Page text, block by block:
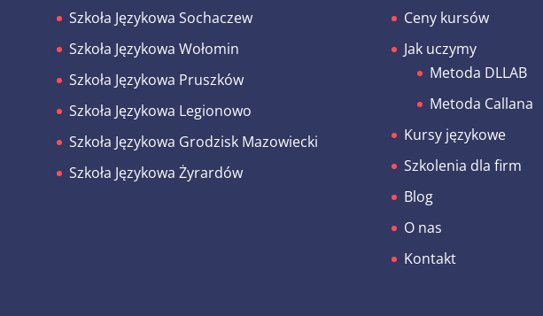
Szkoła Językowa Sochaczew
Szkoła Językowa Wołomin
Szkoła Językowa Pruszków
Szkoła Językowa Legionowo
Szkoła Językowa Grodzisk Mazowiecki
Szkoła Językowa Żyrardów
Ceny kursów
Jak uczymy
Metoda DLLAB
Metoda Callana
Kursy językowe
Szkolenia dla firm
Blog
O nas
Kontakt